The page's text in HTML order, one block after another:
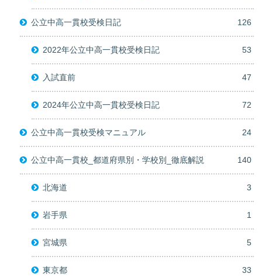
公立中高一貫校受検日記 126
2022年公立中高一貫校受検日記 53
入試直前 47
2024年公立中高一貫校受検日記 72
公立中高一貫校受検マニュアル 24
公立中高一貫校_都道府県別・学校別_徹底解説 140
北海道 3
岩手県 1
宮城県 5
東京都 33